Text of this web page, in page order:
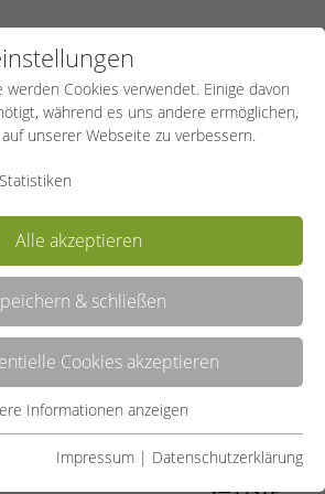
Schwimmen können, ein erstes großes Ziel
können ist auch Sicherheit. Für Kinder und
in die bunte tolle Welt des Wassers. Im
schwimmen macht Spaß, Schwimmen ist
Freiheit.
Cookies verwendet. Einige davon
während es uns andere ermöglichen,
unserer Webseite zu verbessern.
Statistiken
Alle akzeptieren
& schließen
Cookies akzeptieren
werden für grundlegende Funktionen der
Informationen anzeigen
Impressum | Datenschutzerklärung